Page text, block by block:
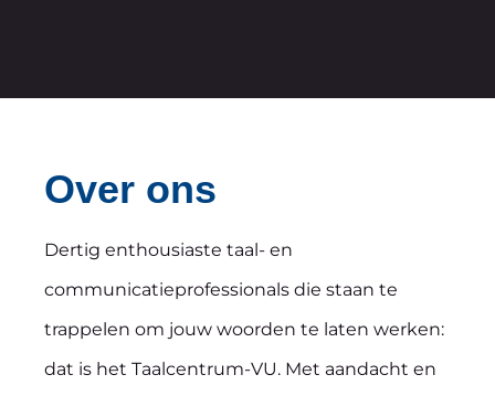
Over ons
Dertig enthousiaste taal- en
communicatieprofessionals die staan te
trappelen om jouw woorden te laten werken:
dat is het Taalcentrum-VU. Met aandacht en